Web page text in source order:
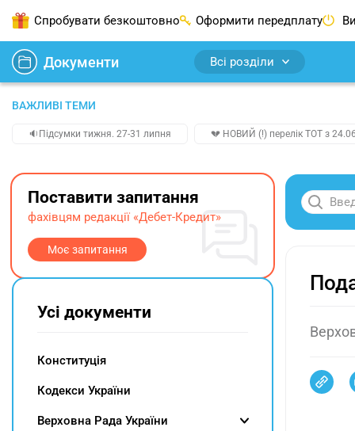
Спробувати безкоштовно Оформити передплату
Документи Всі розділи
ВАЖЛИВІ ТЕМИ
🔉Підсумки тижня. 27-31 липня 💔 НОВИЙ (!) перелік ТОТ з
Поставити запитання
фахівцям редакції «Дебет-Кредит»
Моє запитання
Усі документи
Конституція
Кодекси України
Верховна Рада України